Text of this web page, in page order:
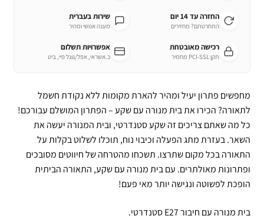
החזרה עד 14 יום
התחרטתם? מחזירים
שירות בעברית
מענה אנושי ומהיר
רכישה מאובטחת
תקן PCI-SSL מחמיר
אפשרויות תשלום
כ.אשראי, אפל/גוגל פיי, ביט
מחפשים פתרון יעיל ומהיר להארת מקומות ללא נקודת חשמל
לתאורה? הכירו את בית מנורה עם שקע – הפתרון המושלם עבורכם!
כל מה שאתם צריכים זה שקע סטנדרטי, ובית המנורה יעשה את
השאר. בעזרת מתג הפעלה וכיבוי נוח, תוכלו לשלוט בקלות על
התאורה בכל מקום שתרצו. תשכחו מהטרחה של חיווטים מסובכים
ופתרונות מאולתרים. עם בית מנורה עם שקע, התאורה הביתית
הופכת לפשוטה ונגישה יותר מאי פעם!
בית מנורה עם חיבור E27 סטנדרטי.